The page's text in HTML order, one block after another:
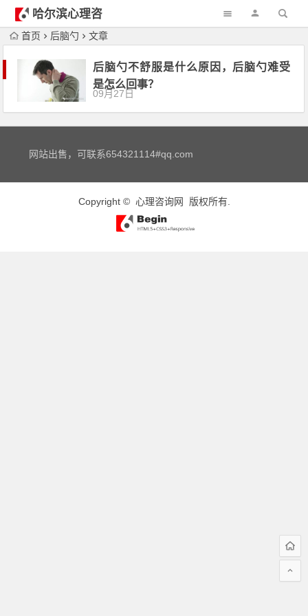
哈尔滨心理咨
询首页 后脑勺 文章
后脑勺不舒服是什么原因，后脑勺难受
是怎么回事？
09月27日
网站出售，可联系654321114#qq.com
Copyright © 心理咨询网 版权所有.